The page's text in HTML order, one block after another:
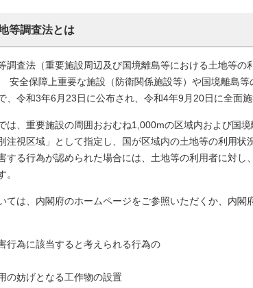
等調査法とは
調査法（重要施設周辺及び国境離島等における土地等の
安全保障上重要な施設（防衛関係施設等）や国境離島
、令和3年6月23日に公布され、令和4年9月20日に全面施
は、重要施設の周囲おおむね1,000mの区域内および国
注視区域」として指定し、国が区域内の土地等の利用
する行為が認められた場合には、土地等の利用者に対し
。
ては、内閣府のホームページをご参照いただくか、内閣
行為に該当すると考えられる行為の
◉自衛隊等の航空機
運用の妨げとなる工作物の設置